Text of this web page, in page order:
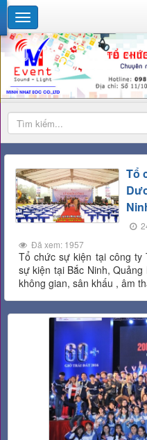
Tổ
Đã xem: 1957
Tổ chức sự kiện tại công ty
sự kiện tại Bắc Ninh,
không gian, sân khấu , âm